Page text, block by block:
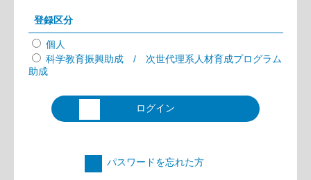
登録区分
個人
科学教育振興助成 / 次世代理系人材育成プログラム
助成
ログイン
パスワードを忘れた方